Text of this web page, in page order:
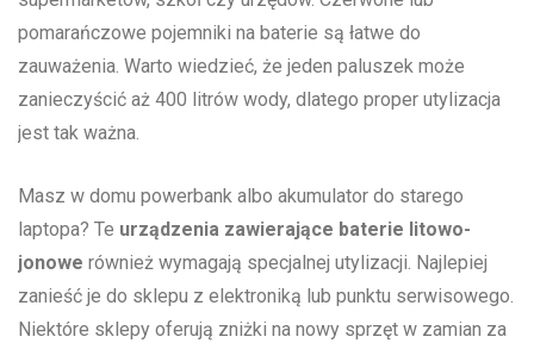
pomarańczowe pojemniki na baterie​ są łatwe do
zauważenia. ⁤Warto wiedzieć, że jeden paluszek ⁣może
zanieczyścić aż 400 litrów wody, dlatego proper utylizacja⁤
jest tak ważna.
Masz w domu‍ powerbank albo akumulator do starego ​
laptopa? Te urządzenia zawierające baterie litowo-
jonowe również wymagają specjalnej utylizacji. Najlepiej
zanieść je do sklepu z elektroniką lub punktu serwisowego.
Niektóre sklepy oferują ⁢zniżki na nowy sprzęt w zamian za⁢